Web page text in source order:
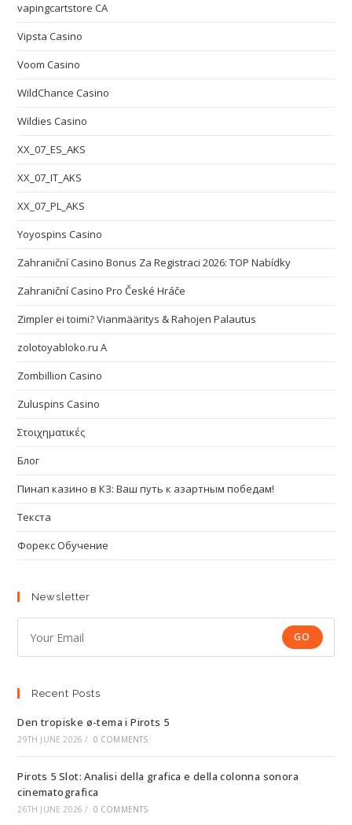
vapingcartstore CA
Vipsta Casino
Voom Casino
WildChance Casino
Wildies Casino
XX_07_ES_AKS
XX_07_IT_AKS
XX_07_PL_AKS
Yoyospins Casino
Zahraniční Casino Bonus Za Registraci 2026: TOP Nabídky
Zahraniční Casino Pro České Hráče
Zimpler ei toimi? Vianmääritys & Rahojen Palautus
zolotoyabloko.ru A
Zombillion Casino
Zuluspins Casino
Στοιχηματικές
Блог
Пинап казино в КЗ: Ваш путь к азартным победам!
Текста
Форекс Обучение
Newsletter
GO
Recent Posts
Den tropiske ø-tema i Pirots 5
29TH JUNE 2026 / 0 COMMENTS
Pirots 5 Slot: Analisi della grafica e della colonna sonora
cinematografica
26TH JUNE 2026 / 0 COMMENTS